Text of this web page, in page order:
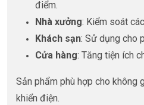
điểm.
Nhà xưởng: Kiểm soát
Khách sạn: Sử dụng cho
Cửa hàng: Tăng tiện ích
Sản phẩm phù hợp cho không
khiển điện.